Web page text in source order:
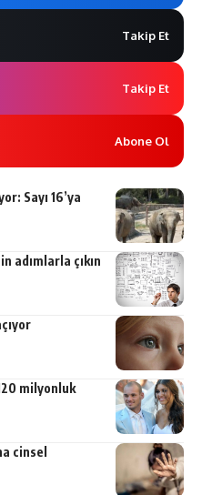
Takip Et
Takip Et
Abone Ol
Sayı 16’ya
adımlarla çıkın
milyonluk
cinsel